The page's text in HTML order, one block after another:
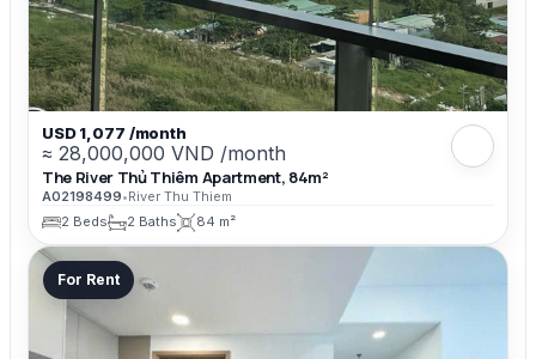
USD 1,077 /month
≈ 28,000,000 VND /month
The River Thủ Thiêm Apartment, 84m²
A02198499•River Thu Thiem
2 Beds
2 Baths 84 m²
For Rent